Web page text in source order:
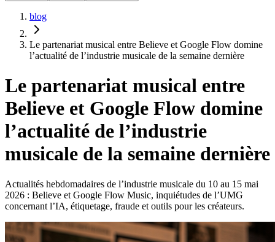
blog
Le partenariat musical entre Believe et Google Flow domine
l’actualité de l’industrie musicale de la semaine dernière
Le partenariat musical entre
Believe et Google Flow domine
l’actualité de l’industrie
musicale de la semaine dernière
Actualités hebdomadaires de l’industrie musicale du 10 au 15 mai
2026 : Believe et Google Flow Music, inquiétudes de l’UMG
concernant l’IA, étiquetage, fraude et outils pour les créateurs.